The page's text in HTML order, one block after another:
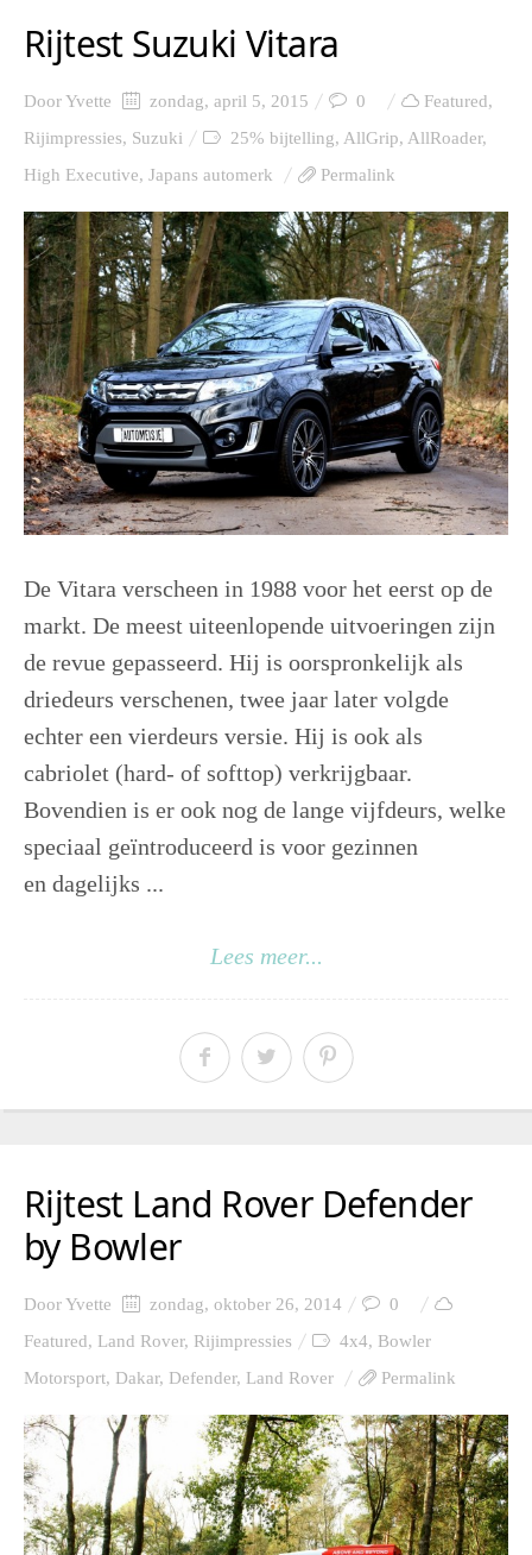
Rijtest Suzuki Vitara
DoorYvette zondag, april 5, 2015 0 Featured,
Rijimpressies, Suzuki 25% bijtelling, AllGrip, AllRoader,
High Executive, Japans automerk Permalink
De Vitara verscheen in 1988 voor het eerst op de
markt. De meest uiteenlopende uitvoeringen zijn
de revue gepasseerd. Hij is oorspronkelijk als
driedeurs verschenen, twee jaar later volgde
echter een vierdeurs versie. Hij is ook als
cabriolet (hard- of softtop) verkrijgbaar.
Bovendien is er ook nog de lange vijfdeurs, welke
speciaal geïntroduceerd is voor gezinnen
en dagelijks ...
Lees meer...
Rijtest Land Rover Defender
by Bowler
DoorYvette zondag, oktober 26, 2014
0
Featured, Land Rover, Rijimpressies 4x4, Bowler
Motorsport, Dakar, Defender, Land Rover Permalink